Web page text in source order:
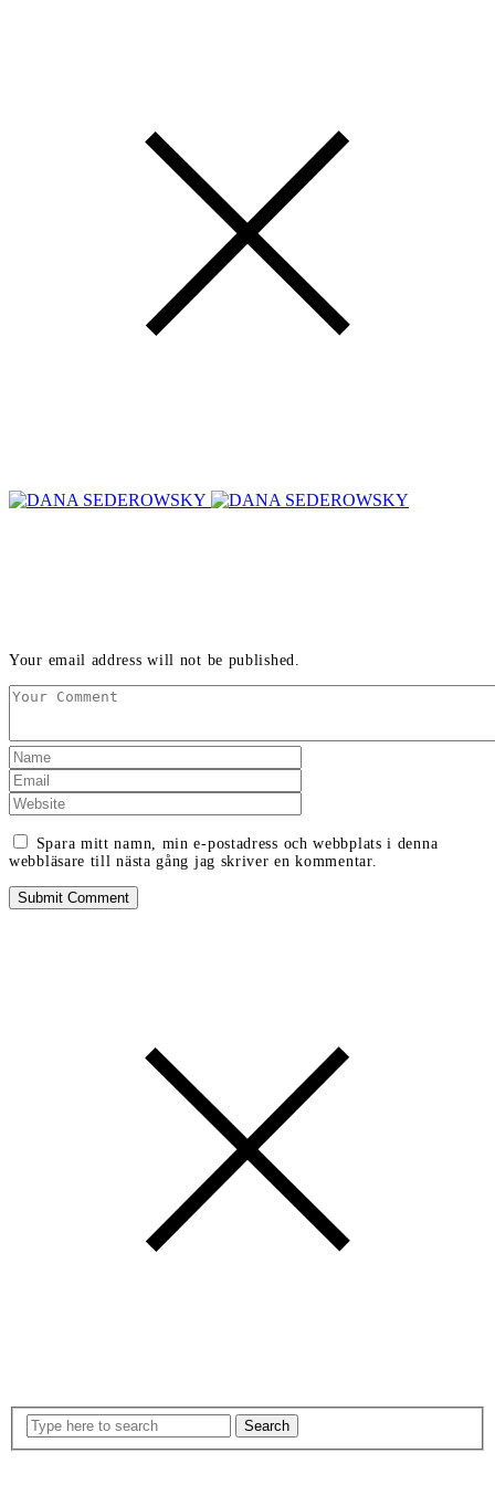
Your email address will not be published.
Spara mitt namn, min e-postadress och webbplats i denna
webbläsare till nästa gång jag skriver en kommentar.